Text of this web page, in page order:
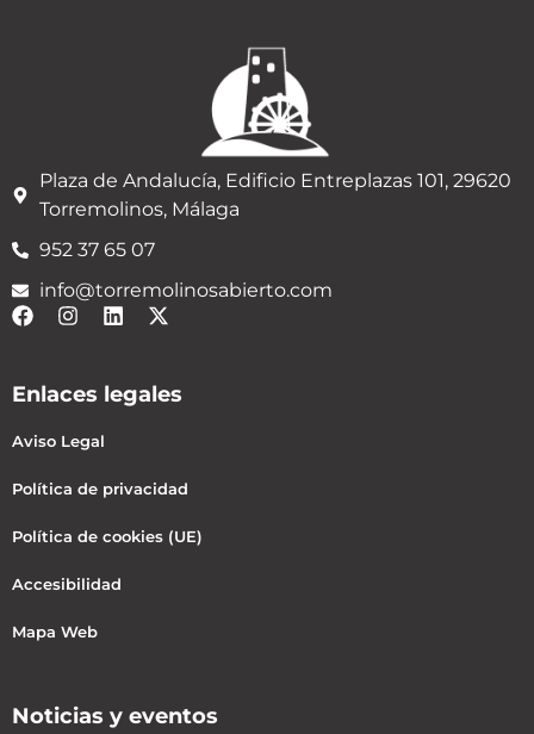
Plaza de Andalucía, Edificio Entreplazas 101, 29620
Torremolinos, Málaga
952 37 65 07
info@torremolinosabierto.com
Enlaces legales
Aviso Legal
Política de privacidad
Política de cookies (UE)
Accesibilidad
Mapa Web
Noticias y eventos